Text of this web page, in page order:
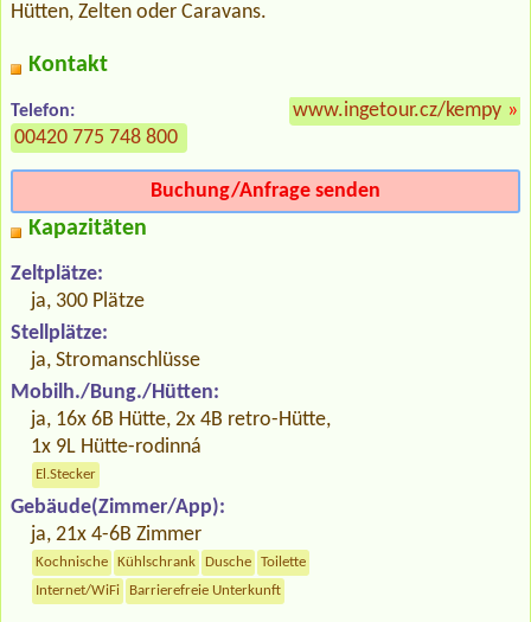
Hütten, Zelten oder Caravans.
Kontakt
Telefon:
00420 775 748 800
www.ingetour.cz/kempy »
Buchung/Anfrage senden
Kapazitäten
Zeltplätze:
ja, 300 Plätze
Stellplätze:
ja, Stromanschlüsse
Mobilh./Bung./Hütten:
ja, 16x 6B Hütte, 2x 4B retro-Hütte,
1x 9L Hütte-rodinná
El.Stecker
Gebäude(Zimmer/App):
ja, 21x 4-6B Zimmer
Kochnische Kühlschrank Dusche
Toilette
Internet/WiFi
Barrierefreie Unterkunft